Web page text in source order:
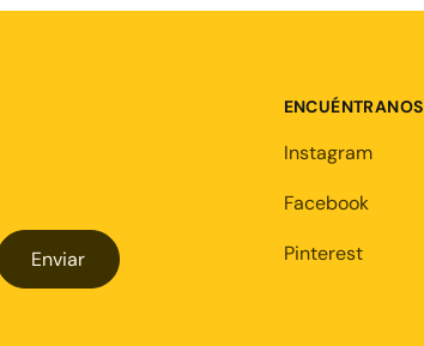
Enviar
ENCUÉNTRANOS
Instagram
Facebook
Pinterest